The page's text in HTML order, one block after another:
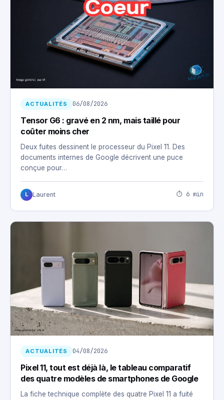
ACTUALITÉS 06/08/2026
Tensor G6 : gravé en 2 nm, mais taillé pour
coûter moins cher
Deux fuites dessinent le processeur du Pixel 11. Des
documents internes de Google décrivent une puce
conçue pour…
L Laurent ⏱ 6 min
ACTUALITÉS 04/08/2026
Pixel 11, tout est déjà là, le tableau comparatif
des quatre modèles de smartphones de Google
La fiche technique complète des quatre Pixel 11 a fuité